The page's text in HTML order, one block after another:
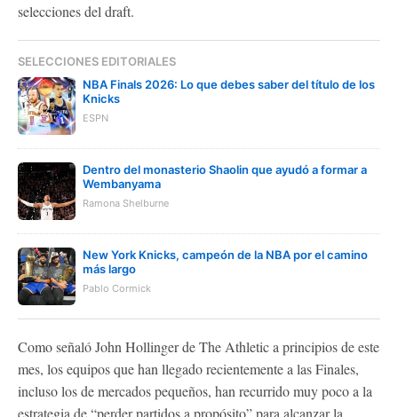
selecciones del draft.
SELECCIONES EDITORIALES
NBA Finals 2026: Lo que debes saber del título de los
Knicks
ESPN
Dentro del monasterio Shaolin que ayudó a formar a
Wembanyama
Ramona Shelburne
New York Knicks, campeón de la NBA por el camino
más largo
Pablo Cormick
Como señaló John Hollinger de The Athletic a principios de este
mes, los equipos que han llegado recientemente a las Finales,
incluso los de mercados pequeños, han recurrido muy poco a la
estrategia de “perder partidos a propósito” para alcanzar la